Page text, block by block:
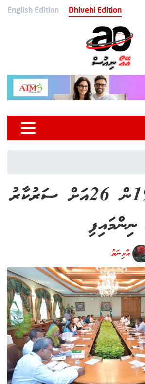
English Edition Dhivehi Edition
މި މަހުގެ 19ން 26އަށް ސަރުކާރު
އާމިނަތު